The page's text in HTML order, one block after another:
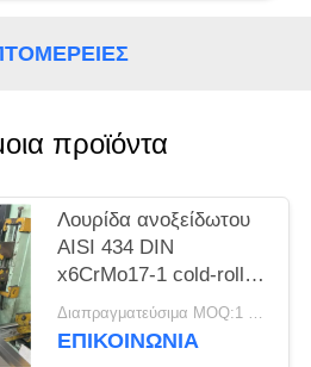
προϊόντα
Λουρίδα ανοξείδωτου
AISI 434 DIN
x6CrMo17-1 cold-rolled
στη σπείρα
Διαπραγματεύσιμα MOQ:1 τόνος
ΕΠΙΚΟΙΝΩΝΊΑ